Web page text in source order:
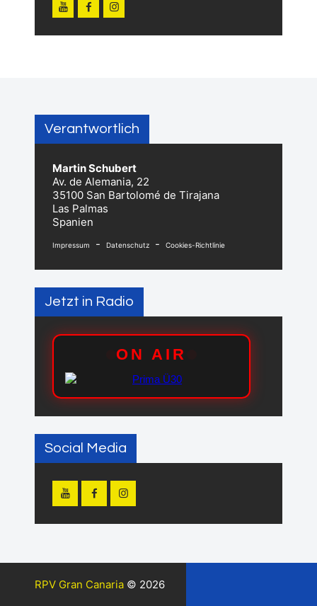
Verantwortlich
Martin Schubert
Av. de Alemania, 22
35100 San Bartolomé de Tirajana
Las Palmas
Spanien
Impressum - Datenschutz - Cookies-Richtlinie
Jetzt in Radio
Social Media
RPV Gran Canaria © 2026